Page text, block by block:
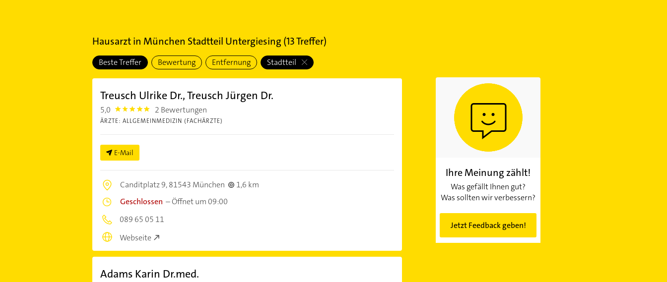
Hausarztin München Stadtteil Untergiesing (13Treffer)
Beste Treffer Bewertung Entfernung Stadtteil
Treusch Ulrike Dr., Treusch Jürgen Dr.
5,0 5.0 2 Bewertungen
ÄRZTE: ALLGEMEINMEDIZIN (FACHÄRZTE)
E-Mail
Canditplatz 9,81543 München
1,6 km
Geschlossen –Öffnet um 09:00
089 65 05 11
Webseite
Adams Karin Dr.med.
Ihre Meinung zählt!
Was gefällt Ihnen gut?
Was sollten wir verbessern?
Jetzt Feedback geben!